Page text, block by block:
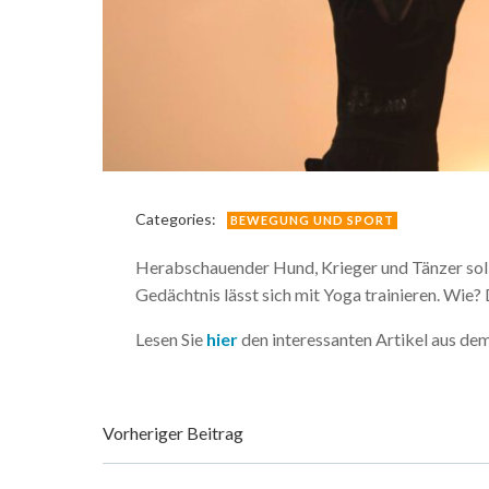
Categories: BEWEGUNG UND SPORT
Herabschauender Hund, Krieger und Tänzer
Gedächtnis lässt sich mit Yoga trainieren.
Lesen Sie hierden interessanten Artikel aus
Beitragsnavigation
Vorheriger Beitrag